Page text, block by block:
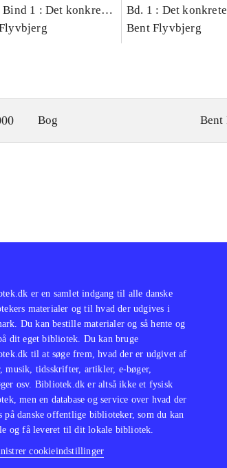
Bind 1 : Det konkretes
Bd. 1 : Det
videnskab
Bent Flyvbjerg
Bog Bent
er en samlet indgang til alle danske
materialer og til hvad der udgives i
Du kan bestille materialer og så hente og
dit eget bibliotek. Du kan bruge
til at søge frem, hvad der er udgivet af
musik, tidsskrifter, artikler, e-bøger,
osv. Bibliotek.dk er altså ikke et fysisk
men en database og service over hvad der
på danske offentlige biblioteker, som du kan
og få leveret til dit lokale bibliotek.
cookieindstillinger